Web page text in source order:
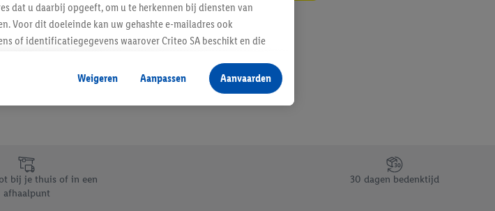
bij je thuis of in een
afhaalpunt
30 dagen bedenktijd
dat u daarbij opgeeft, om u te herkennen bij diensten van
Voor dit doeleinde kan uw gehashte e-mailadres ook
of identificatiegegevens waarover Criteo SA beschikt en die
van retargeting, d.w.z. advertenties voor producten waarin
in de webshop aan uw winkelmandje toe te voegen, maar het
Lidl-diensten worden weergegeven als er met behulp
en meer informatie vinden over de gegevensverwerking.
van de noodzakelijke technologieën toestaan. Door op
voor alle bovengenoemde doeleinden. Meer informatie,
Weigeren Aanpassen Aanvaarden